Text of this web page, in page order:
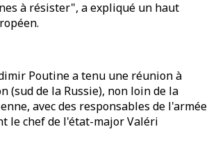
à résister", a expliqué un haut
Poutine a tenu une réunion à
(sud de la Russie), non loin de la
avec des responsables de l'armée
le chef de l'état-major Valéri